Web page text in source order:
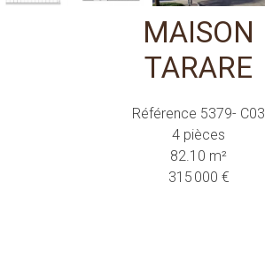
MAISON
TARARE
Référence 5379- C03
4 pièces
82.10 m²
315 000 €